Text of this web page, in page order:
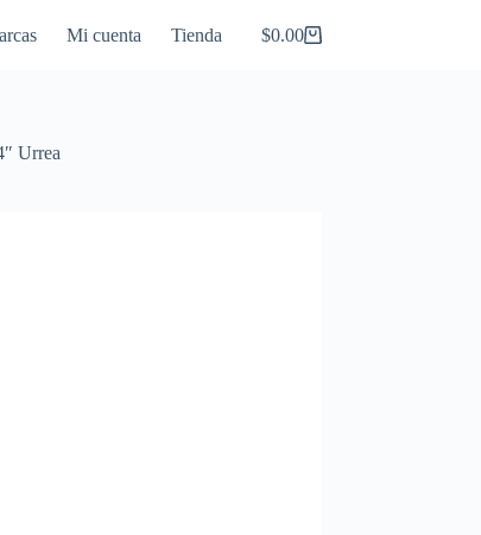
Mi cuenta Tienda
Carro
$0.00
Urrea